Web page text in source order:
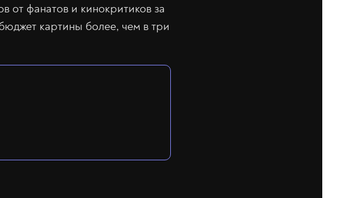
от фанатов и кинокритиков за
картины более, чем в три